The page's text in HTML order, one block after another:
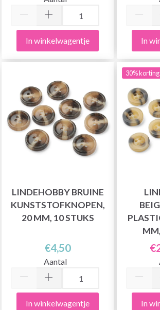
In winkelwagentje In
LINDEHOBBY BRUINE
KUNSTSTOFKNOPEN,
20 MM, 10 STUKS
€4,50
Aantal
In winkelwagentje
30% korting
In